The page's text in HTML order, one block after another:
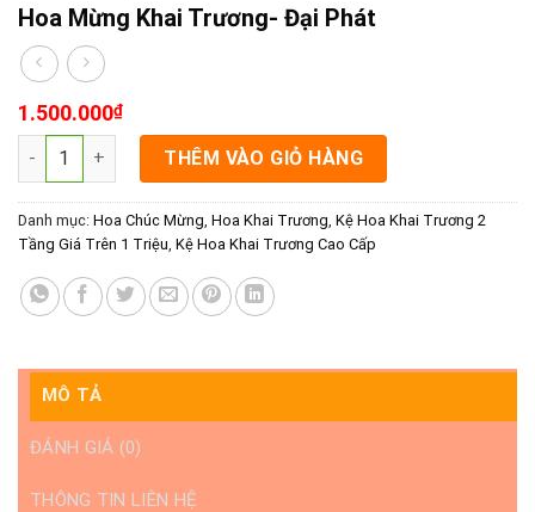
Hoa Mừng Khai Trương- Đại Phát
1.500.000₫
Hoa Mừng Khai Trương- Đại Phát số lượng
THÊM VÀO GIỎ HÀNG
Danh mục: Hoa Chúc Mừng Hoa Khai Trương Kệ Hoa Khai Trương 2
Tầng Giá Trên 1 Triệu Kệ Hoa Khai Trương Cao Cấp
MÔ TẢ
ĐÁNH GIÁ (0)
THÔNG TIN LIÊN HỆ